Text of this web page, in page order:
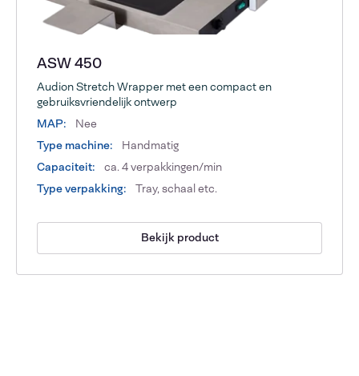
ASW 450
Audion Stretch Wrapper met een compact en
gebruiksvriendelijk ontwerp
MAP:
Nee
Type machine:
Handmatig
Capaciteit:
ca. 4 verpakkingen/min
Type verpakking:
Tray, schaal etc.
Bekijk product